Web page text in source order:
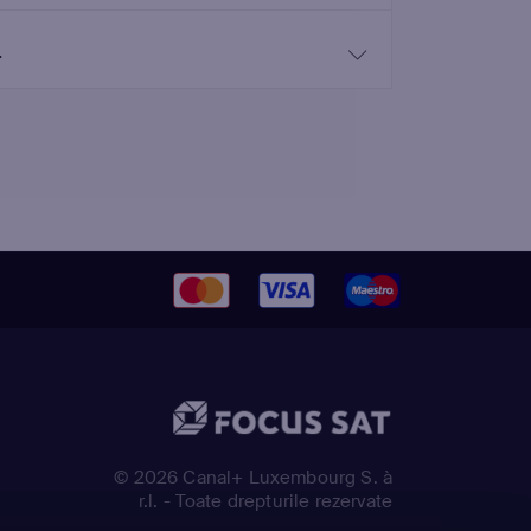
© 2026 Canal+ Luxembourg S. à
r.l. - Toate drepturile rezervate